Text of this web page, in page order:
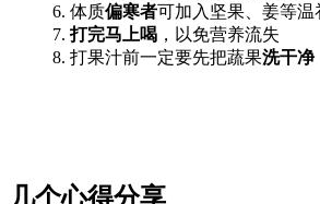
6. 体质偏寒者可加入坚果、姜等温
7.打完马上喝 ，以免营养流失
8. 打果汁前一定要先把蔬果洗干净
几个心得分享